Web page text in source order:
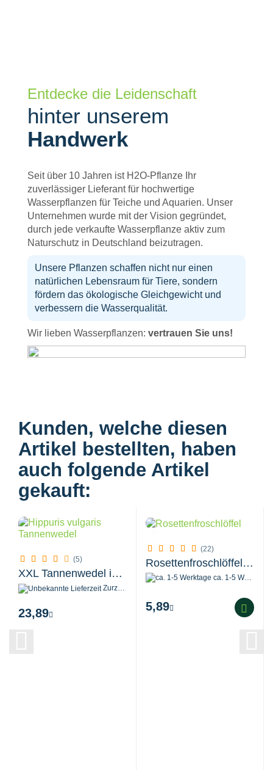
Entdecke die Leidenschaft
hinter unserem
Handwerk
Seit über 10 Jahren ist H2O-Pflanze Ihr
zuverlässiger Lieferant für hochwertige
Wasserpflanzen für Teiche und Aquarien. Unser
Unternehmen wurde mit der Vision gegründet,
durch jede verkaufte Wasserpflanze aktiv zum
Naturschutz in Deutschland beizutragen.
Unsere Pflanzen schaffen nicht nur einen
natürlichen Lebensraum für Tiere, sondern
fördern das ökologische Gleichgewicht und
verbessern die Wasserqualität.
Wir lieben Wasserpflanzen: vertrauen Sie uns!
Kunden, welche diesen
Artikel bestellten, haben
auch folgende Artikel
gekauft:
(5)
XXL Tannenwedel im 1,5 Liter Pflanztopf
Zurzeit nicht verfügbar
23,89
(22)
Rosettenfroschlöffel - Alisma parviflora...
ca. 1-5 Werktage
5,89